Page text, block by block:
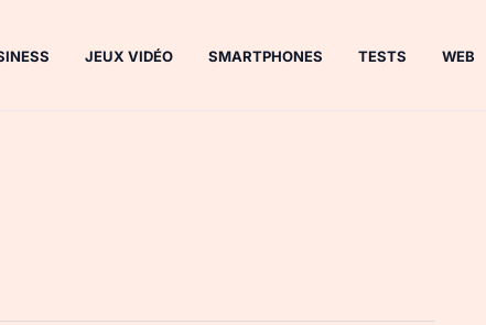
JEUX VIDÉO SMARTPHONES TESTS WEB